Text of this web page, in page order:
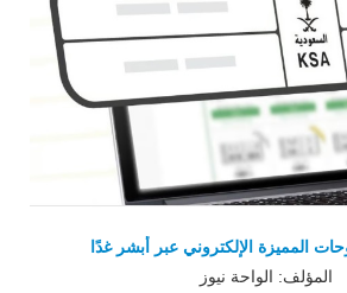
المميزة الإلكتروني عبر أبشر غدًا
المؤلف: الواحة نيوز